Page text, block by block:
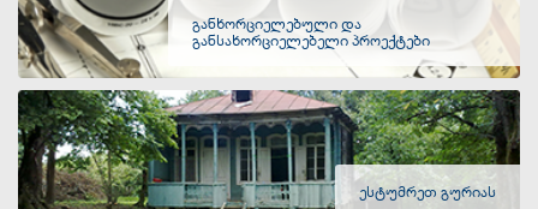
განხორციელებული და
განსახორციელებელი პროექტები
ესტუმრეთ გურიას